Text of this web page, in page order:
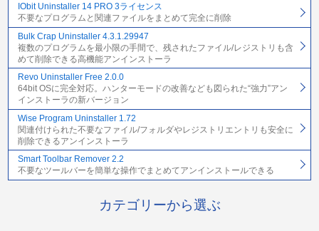
IObit Uninstaller 14 PRO 3ライセンス
不要なプログラムと関連ファイルをまとめて完全に削除
Bulk Crap Uninstaller 4.3.1.29947
複数のプログラムを最小限の手間で、残されたファイル/レジストリも含
めて削除できる高機能アンインストーラ
Revo Uninstaller Free 2.0.0
64bit OSに完全対応。ハンターモードの改善なども図られた“強力”アン
インストーラの新バージョン
Wise Program Uninstaller 1.72
関連付けられた不要なファイル/フォルダやレジストリエントリも安全に
削除できるアンインストーラ
Smart Toolbar Remover 2.2
不要なツールバーを簡単な操作でまとめてアンインストールできる
カテゴリーから選ぶ